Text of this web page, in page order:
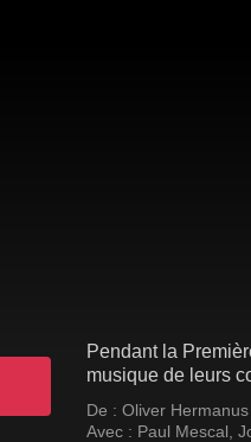
Pendant la
musique de leurs
De : Oliver Hermanus
Avec : Paul Mescal